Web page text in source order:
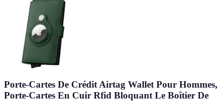
Porte-Cartes De Crédit Airtag Wallet Pour Hommes,
Porte-Cartes En Cuir Rfid Bloquant Le Boîtier De